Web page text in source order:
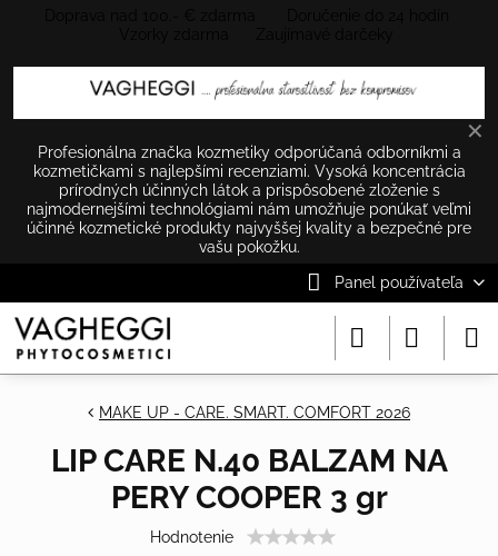
✕
Profesionálna značka kozmetiky odporúčaná odborníkmi a
kozmetičkami s najlepšími recenziami. Vysoká koncentrácia
prírodných účinných látok a prispôsobené zloženie s
najmodernejšími technológiami nám umožňuje ponúkať veľmi
účinné kozmetické produkty najvyššej kvality a bezpečné pre
vašu pokožku.
Panel používateľa
MAKE UP - CARE. SMART. COMFORT 2026
LIP CARE N.40 BALZAM NA
PERY COOPER 3 gr
Hodnotenie